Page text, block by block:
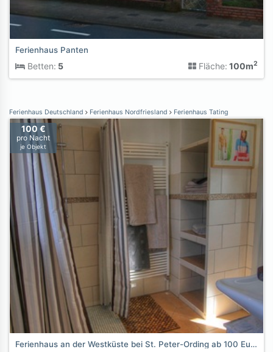
Ferienhaus Panten
Betten: 5 Fläche: 100m2
Ferienhaus Deutschland Ferienhaus Nordfriesland Ferienhaus Tating
100 €
pro Nacht
je Objekt
Ferienhaus an der Westküste bei St. Peter-Ording ab 100 Euro